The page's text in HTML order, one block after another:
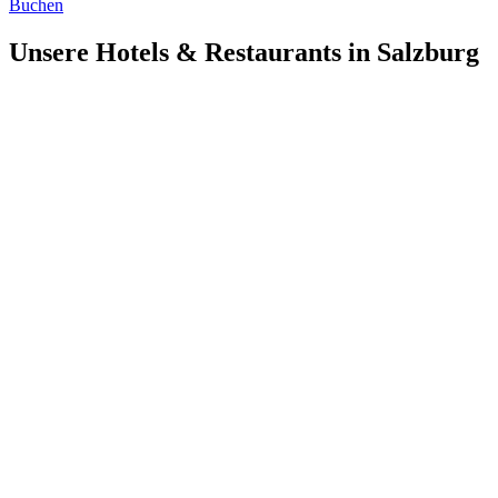
Buchen
Unsere Hotels & Restaurants in Salzburg